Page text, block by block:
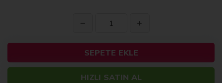
SEPETE EKLE
HIZLI SATIN AL